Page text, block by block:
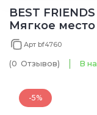
(097) 133 11 88
(095) 133 11 88
BEST
Мягкое место
Арт bf4760
(0 Отзывов) В
-5%